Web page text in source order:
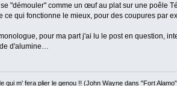
"démouler" comme un œuf au plat sur une
ce qui fonctionne le mieux, pour des coupures par
pour ma part j'ai lu le post en question,
d'alumine…
qui m' fera plier le genou !! (John Wayne dans "Fort